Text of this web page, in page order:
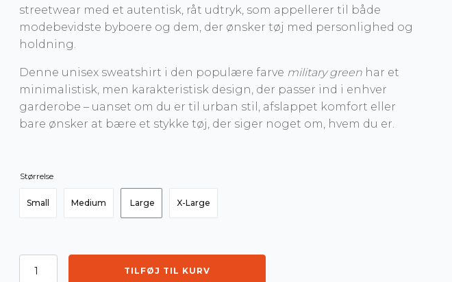
streetwear med et autentisk, råt udtryk, som appellerer til både
modebevidste byboere og dem, der ønsker tøj med personlighed og
holdning.
Denne unisex sweatshirt i den populære farve military green har et
minimalistisk, men karakteristisk design, der passer ind i enhver
garderobe – uanset om du er til urban stil, afslappet komfort eller
bare ønsker at bære et stykke tøj, der siger noget om, hvem du er.
Størrelse
Small Medium Large X-Large
Christiania
TILFØJ TIL KURV